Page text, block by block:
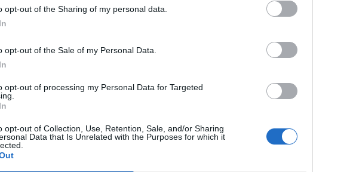
opt-out of the Sharing of my personal data.
opt-out of the Sale of my Personal Data.
opt-out of processing my Personal Data for Targeted
opt-out of Collection, Use, Retention, Sale, and/or Sharing
Data that Is Unrelated with the Purposes for which it
sit-